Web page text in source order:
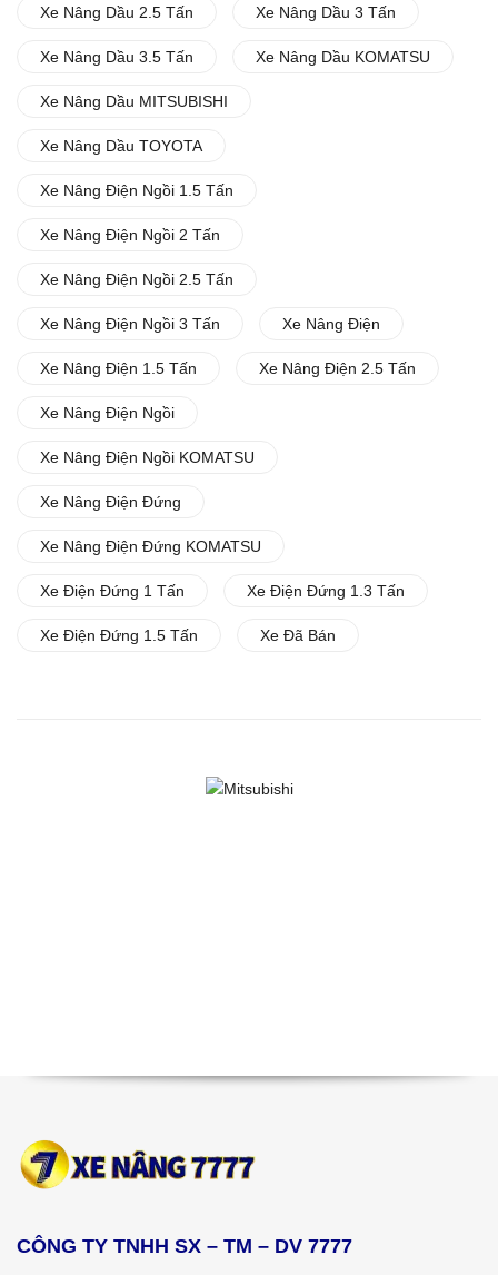
Xe Nâng Dầu 2.5 Tấn Xe Nâng Dầu 3 Tấn
Xe Nâng Dầu 3.5 Tấn Xe Nâng Dầu KOMATSU
Xe Nâng Dầu MITSUBISHI
Xe Nâng Dầu TOYOTA
Xe Nâng Điện Ngồi 1.5 Tấn
Xe Nâng Điện Ngồi 2 Tấn
Xe Nâng Điện Ngồi 2.5 Tấn
Xe Nâng Điện Ngồi 3 Tấn Xe Nâng Điện
Xe Nâng Điện 1.5 Tấn Xe Nâng Điện 2.5 Tấn
Xe Nâng Điện Ngồi
Xe Nâng Điện Ngồi KOMATSU
Xe Nâng Điện Đứng
Xe Nâng Điện Đứng KOMATSU
Xe Điện Đứng 1 Tấn Xe Điện Đứng 1.3 Tấn
Xe Điện Đứng 1.5 Tấn Xe Đã Bán
CÔNG TY TNHH SX – TM – DV 7777